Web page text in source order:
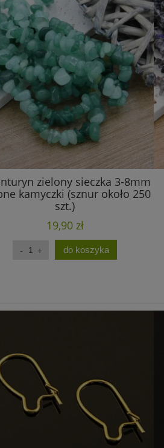
zielony sieczka 3-8mm
kamyczki (sznur około 250
szt.)
19,90 zł
do koszyka